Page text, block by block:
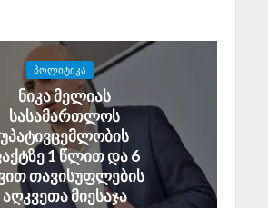
ᲞᲝᲚᲘᲢᲘᲙᲐ
ნიკა მელიას
სასამართლოს
უპატივცემლობის
1 წლით და 6
თავისუფლების
აღკვეთა მიესაჯა